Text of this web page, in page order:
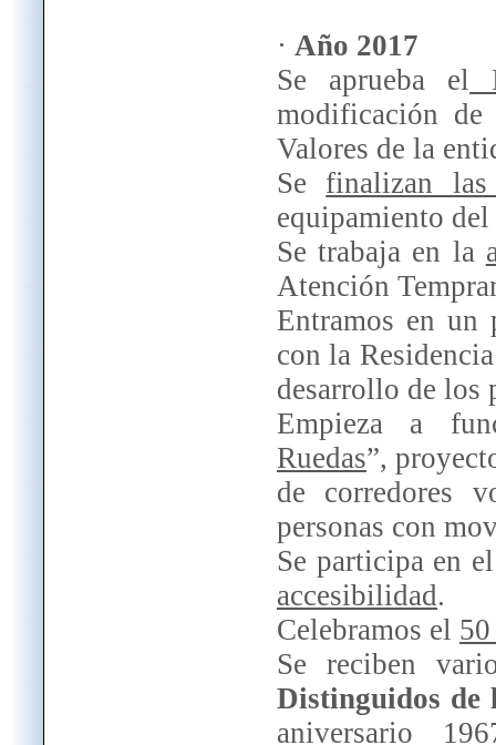
· Año 2017
Se aprueba el
modificación
Valores de la
Se finalizan
equipamiento
Se trabaja en la
Atención
Entramos en un
con la
desarrollo de los
Empieza a
Ruedas”,
de corredores
personas con
Se participa en
accesibilidad.
Celebramos el
Se reciben
Distinguidos
aniversario